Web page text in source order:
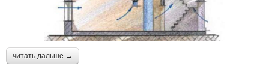
читать дальше →